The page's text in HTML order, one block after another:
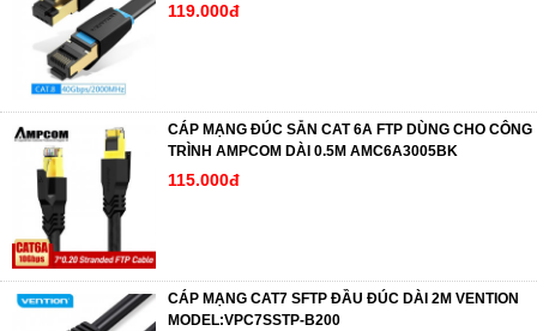
119.000đ
CÁP MẠNG ĐÚC SẴN CAT 6A FTP DÙNG CHO CÔNG
TRÌNH AMPCOM DÀI 0.5M AMC6A3005BK
115.000đ
CÁP MẠNG CAT7 SFTP ĐẦU ĐÚC DÀI 2M VENTION
MODEL:VPC7SSTP-B200